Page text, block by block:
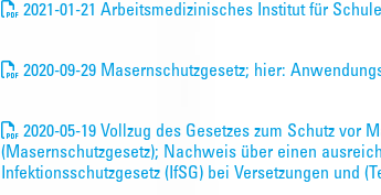
2021-01-21 Arbeitsmedizinisches Institut für
2020-09-29 Masernschutzgesetz; hier:
2020-05-19 Vollzug des Gesetzes zum Schutz vor
(Masernschutzgesetz); Nachweis über einen
Infektionsschutzgesetz (IfSG) bei Versetzungen und